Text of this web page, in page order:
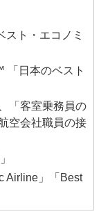
スト・エコノミ
「日本のベスト
「客室乗務員の
空会社職員の接
Airline」「Best